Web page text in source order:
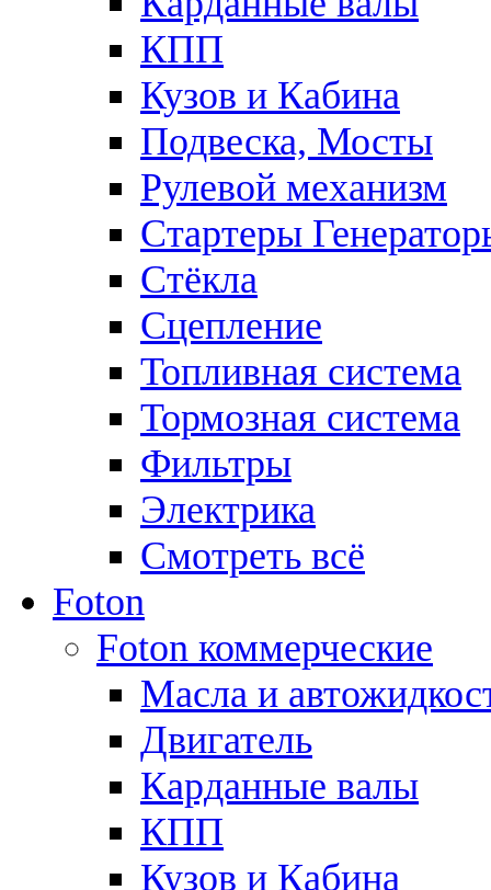
КПП
Кузов и Кабина
Подвеска, Мосты
Рулевой механизм
Стартеры
Стёкла
Сцепление
Топливная система
Тормозная система
Фильтры
Электрика
Смотреть всё
Foton
Foton коммерческие
Масла и
Двигатель
Карданные валы
КПП
Кузов и Кабина